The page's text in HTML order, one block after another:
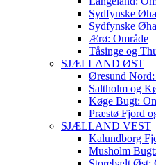
Sydfynske
Sydfynske
Ærø: Område
Tåsinge og
SJÆLLAND ØST
Øresund Nord:
Saltholm og
Køge Bugt:
Præstø Fjord
SJÆLLAND VEST
Kalundborg
Musholm